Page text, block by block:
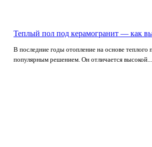
Теплый пол под керамогранит — как
В последние годы отопление на основе теплого
популярным решением. Он отличается высокой...